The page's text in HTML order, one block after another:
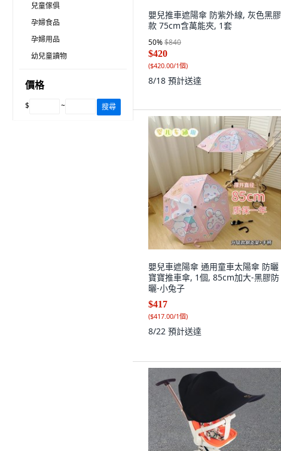
兒童傢俱
孕婦食品
孕婦用品
幼兒童讀物
價格
$ ~ 搜尋
嬰兒推車遮陽傘 防紫外線, 灰色黑膠
款 75cm含萬能夾, 1套
50%$840
$420
($420.00/1個)
8/18 預計送達
嬰兒車遮陽傘 通用童車太陽傘 防曬
寶寶推車傘, 1個, 85cm加大-黑膠防
曬-小兔子
$417
($417.00/1個)
8/22 預計送達